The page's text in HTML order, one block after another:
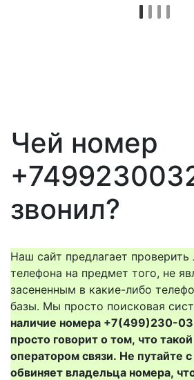
Чей номер
звонил?
Наш сайт предлагает
телефона на предмет того, не
засененным в какие-либо
базы. Мы просто поисковая
наличие номера +7(499)230-
просто говорит о том, что
оператором связи. Не путайте
обвиняет владельца номера,